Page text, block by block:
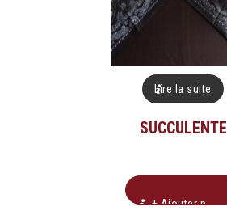
Lire la suite
SUCCULENTE
+ Ajouter pour soumission